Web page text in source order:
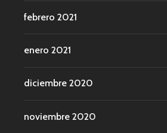
febrero 2021
enero 2021
diciembre 2020
noviembre 2020